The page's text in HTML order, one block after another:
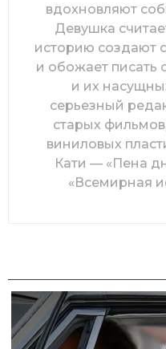
вдохновляют
Девушка
историю создают
и обожает писать
и их
серьезный
старых
виниловых
Кати — «Пена
«Всемирная